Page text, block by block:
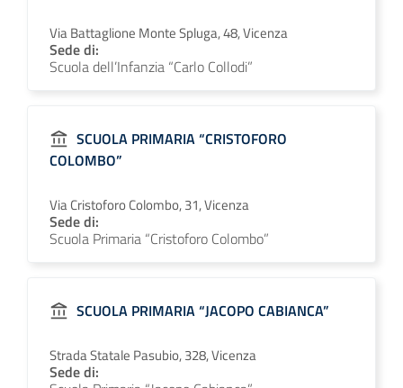
Via Battaglione Monte Spluga, 48, Vicenza
Sede di:
Scuola dell’Infanzia “Carlo Collodi”
SCUOLA PRIMARIA “CRISTOFORO
COLOMBO”
Via Cristoforo Colombo, 31, Vicenza
Sede di:
Scuola Primaria “Cristoforo Colombo”
SCUOLA PRIMARIA “JACOPO CABIANCA”
Strada Statale Pasubio, 328, Vicenza
Sede di: